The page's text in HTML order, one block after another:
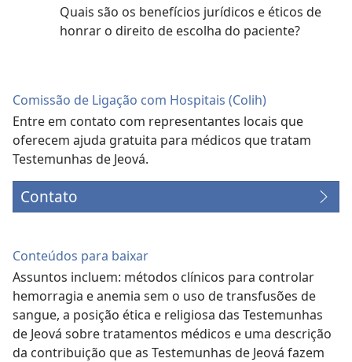
Quais são os benefícios jurídicos e éticos de
honrar o direito de escolha do paciente?
Comissão de Ligação com Hospitais (Colih)
Entre em contato com representantes locais que
oferecem ajuda gratuita para médicos que tratam
Testemunhas de Jeová.
Contato
Conteúdos para baixar
Assuntos incluem: métodos clínicos para controlar
hemorragia e anemia sem o uso de transfusões de
sangue, a posição ética e religiosa das Testemunhas
de Jeová sobre tratamentos médicos e uma descrição
da contribuição que as Testemunhas de Jeová fazem